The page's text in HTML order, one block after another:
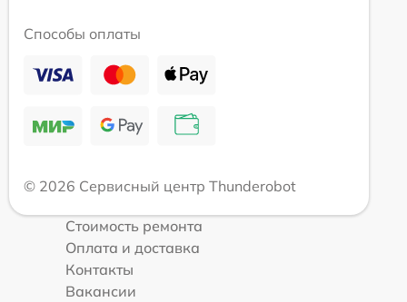
Способы оплаты
© 2026 Сервисный центр Thunderobot
Стоимость ремонта
Оплата и доставка
Контакты
Вакансии